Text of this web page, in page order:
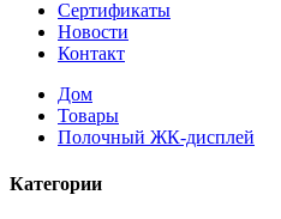
Сертификаты
Новости
Контакт
Дом
Товары
Полочный ЖК-дисплей
Категории